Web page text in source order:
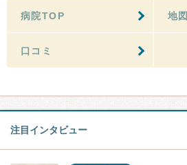
病院TOP 地図
口コミ
注目インタビュー